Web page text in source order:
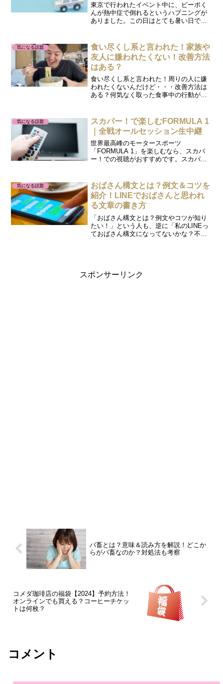
東京で行われたイベント中に、ピーポく
んが熱中症で倒れるというハプニングが
ありました。この日はとても暑い日で、
誰なの？」「中の人は熱中症になったけ
ど大丈夫だったの？」と気...
気になる話題
食い尽くし系と言われた！家族や
友人に嫌われたくない！改善方法
はある？
食い尽くし系と言われた！周りの人に嫌
われたくないんだけど・・・改善方法は
ある？何気なく取った食事中の行動が
よね。この記事では、どんな行動が「食
い尽くし系」だと思われたの...
気になる話題
スカパー！で楽しむFORMULA 1
｜全戦オールセッション生中継
世界最高峰のモータースポーツ
「FORMULA 1」を楽しむなら、スカパ
ー！での視聴がおすすめです。スカパ
全24戦オールセッションで視聴できま
す。また、スカパー...
気になる話題
おばさん構文とは？例文＆コツを
紹介！LINEでおばさんと思われ
る文章の書き方
「おばさん構文とは？例文やコツが知り
たい！」という人も、逆に「私のLINEっ
ておばさん構文になってないかな？不
スポンサーリンク
バ畜とは？意味＆読み方を解説！どこか
らがバ畜なのか？対処法も考察
コメダ珈琲店の福袋【2024】予約方法！
オンラインでも買える？コーヒーチケッ
トは何枚？
コメント